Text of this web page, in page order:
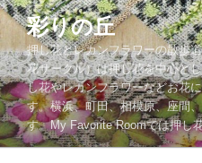
コ
ン
テ
ン
ツ
へ
ス
彩りの丘
押し花とレカンフラワーの散歩
花サークル）は押し花を中心と
し花やレカンフラワーなどお花
す。横浜、町田、相模原、座間
す。My Favorite Roomでは押し